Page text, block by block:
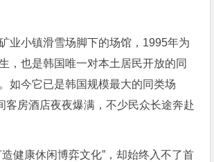
业小镇滑雪场脚下的场馆，1995年为
，也是韩国唯一对本土居民开放的同
如今它已是韩国规模最大的同类场
客房酒店夜夜爆满，不少民众长途奔赴
造健康休闲博弈文化”，却始终入不了首